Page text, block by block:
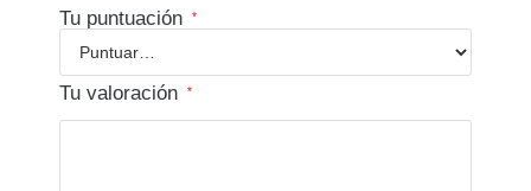
Tu puntuación *
Tu valoración *